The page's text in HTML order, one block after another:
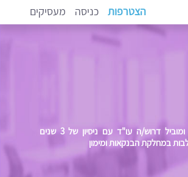
הצטרפות כניסה מעסיקים
למשרד גדול ומוביל דרוש/ה עו"ד עם ניסיון של 3 שנים
במחלקת הבנקאות ומימון